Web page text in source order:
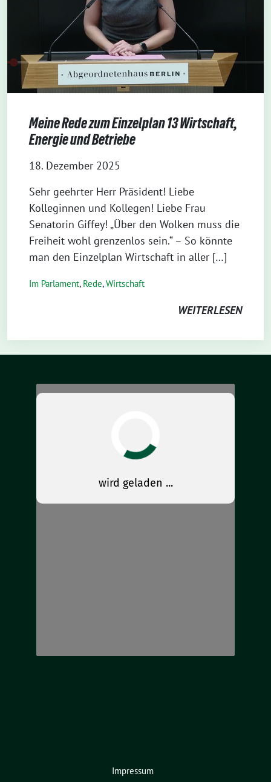
Meine Rede zum Einzelplan 13 Wirtschaft,
Energie und Betriebe
18. Dezember 2025
Sehr geehrter Herr Präsident! Liebe
Kolleginnen und Kollegen! Liebe Frau
Senatorin Giffey! „Über den Wolken muss die
Freiheit wohl grenzenlos sein.“ – So könnte
man den Einzelplan Wirtschaft in aller […]
Im Parlament, Rede,Wirtschaft
WEITERLESEN
Impressum